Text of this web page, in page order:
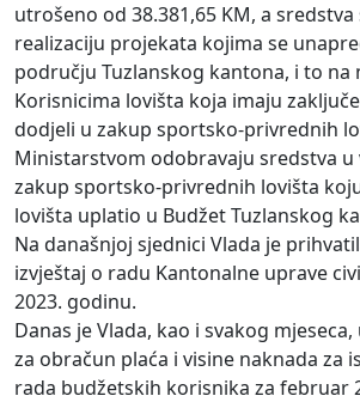
utrošeno od 38.381,65 KM, a
realizaciju projekata kojima se
području Tuzlanskog kantona, i to na
Korisnicima lovišta koja imaju
dodjeli u zakup sportsko-privrednih
Ministarstvom odobravaju sredstva u
zakup sportsko-privrednih lovišta
lovišta uplatio u Budžet Tuzlanskog
Na današnjoj sjednici Vlada je
izvještaj o radu Kantonalne uprave
2023. godinu.
Danas je Vlada, kao i svakog
za obračun plaća i visine naknada za
rada budžetskih korisnika za februar